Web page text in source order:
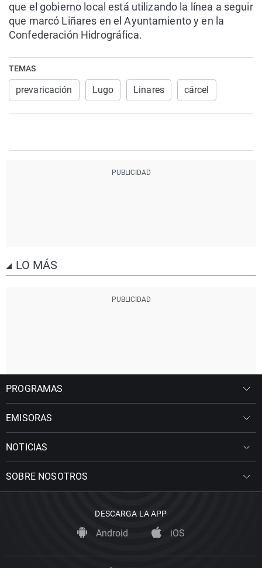
que el gobierno local está utilizando la línea a seguir
que marcó Liñares en el Ayuntamiento y en la
Confederación Hidrográfica.
TEMAS
prevaricación Lugo Linares cárcel
LO MÁS
PROGRAMAS
EMISORAS
NOTICIAS
SOBRE NOSOTROS
DESCARGA LA APP
Android iOS